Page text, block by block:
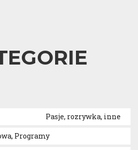
Pasje, rozrywka, inne
Programy